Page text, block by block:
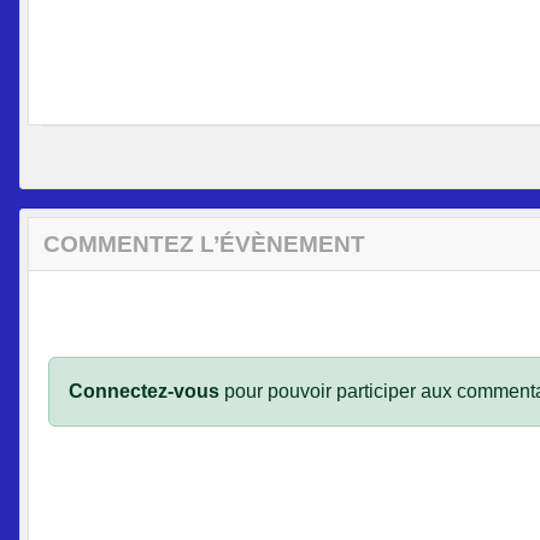
COMMENTEZ L’ÉVÈNEMENT
Connectez-vous pour pouvoir participer aux